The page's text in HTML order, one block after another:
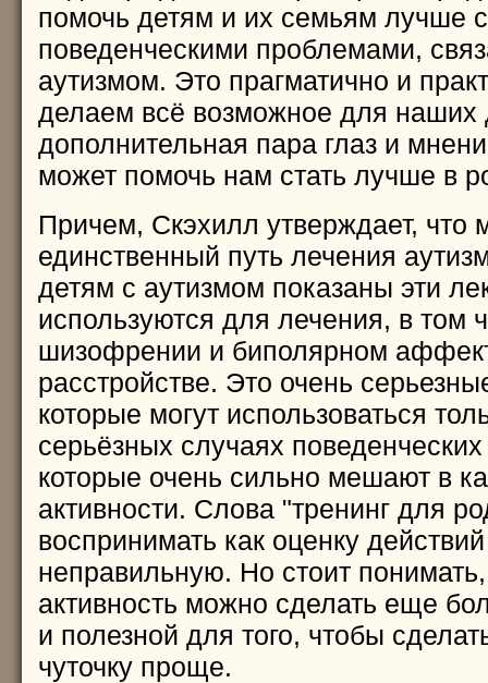
помочь детям и их семьям лучше
поведенческими проблемами,
аутизмом. Это прагматично и
делаем всё возможное для наших
дополнительная пара глаз и
может помочь нам стать лучше в
Причем, Скэхилл утверждает, что
единственный путь лечения
детям с аутизмом показаны эти
используются для лечения, в том
шизофрении и биполярном
расстройстве. Это очень
которые могут использоваться
серьёзных случаях поведенческих
которые очень сильно мешают в
активности. Слова "тренинг для
воспринимать как оценку
неправильную. Но стоит
активность можно сделать еще
и полезной для того, чтобы
чуточку проще.